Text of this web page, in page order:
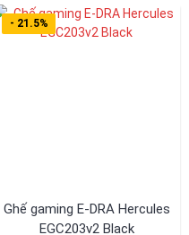
- 21.5%
Ghế gaming E-DRA Hercules
EGC203v2 Black